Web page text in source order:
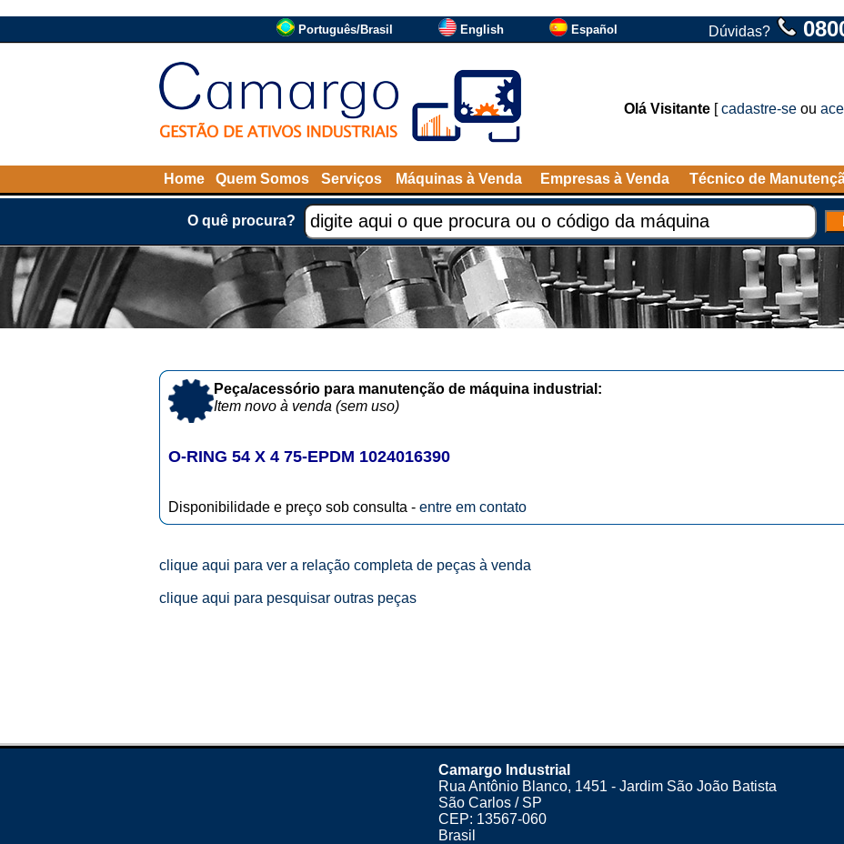
Português/Brasil English Español Dúvidas?
Olá Visitante [cadastre-se ou
Home Quem Somos Serviços Máquinas à Venda Empresas à Venda Técnico de
O quê procura?
Peça/acessório para manutenção de máquina industrial:
Item novo à venda (sem uso)
O-RING 54 X 4 75-EPDM 1024016390
Disponibilidade e preço sob consulta - entre em contato
clique aqui para ver a relação completa de peças à venda
clique aqui para pesquisar outras peças
Camargo Industrial
Rua Antônio Blanco, 1451 - Jardim São João Batista
São Carlos / SP
CEP: 13567-060
Brasil